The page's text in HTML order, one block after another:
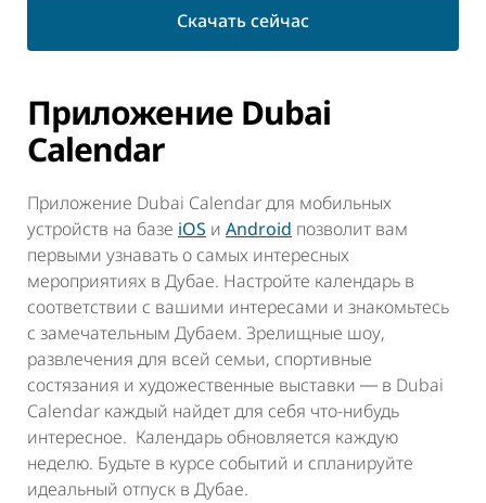
Скачать сейчас
Приложение Dubai
Calendar
Приложение Dubai Calendar для мобильных
устройств на базе iOS и Android позволит вам
первыми узнавать о самых интересных
мероприятиях в Дубае. Настройте календарь в
соответствии с вашими интересами и знакомьтесь
с замечательным Дубаем. Зрелищные шоу,
развлечения для всей семьи, спортивные
состязания и художественные выставки ― в Dubai
Calendar каждый найдет для себя что-нибудь
интересное. Календарь обновляется каждую
неделю. Будьте в курсе событий и спланируйте
идеальный отпуск в Дубае.